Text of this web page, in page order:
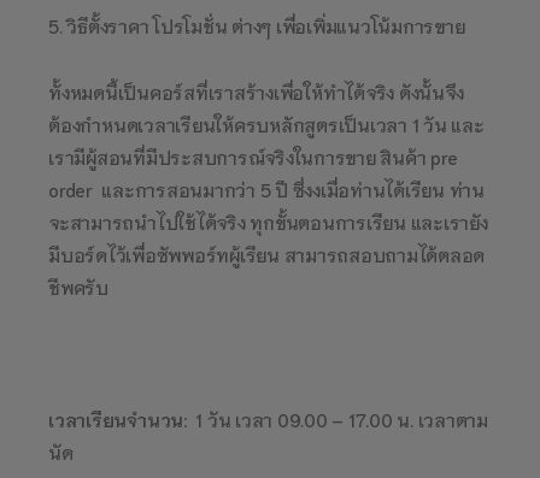
5. วิธีตั้งราคา โปรโมชั่น ต่างๆ เพื่อเพิ่มแนวโน้มการขาย
ทั้งหมดนี้เป็นคอร์สที่เราสร้างเพื่อให้ทำได้จริง ดังนั้นจึง
ต้องกำหนดเวลาเรียนให้ครบหลักสูตรเป็นเวลา 1 วัน และ
เรามีผู้สอนที่มีประสบการณ์จริงในการขาย สินค้า pre
order และการสอนมากว่า 5 ปี ซึ่งงเมื่อท่านได้เรียน ท่าน
จะสามารถนำไปใช้ได้จริง ทุกขั้นตอนการเรียน และเรายัง
มีบอร์ดไว้เพื่อซัพพอร์ทผู้เรียน สามารถสอบถามได้ตลอด
ชีพครับ
เวลาเรียนจำนวน: 1 วัน เวลา 09.00 – 17.00 น. เวลาตาม
นัด